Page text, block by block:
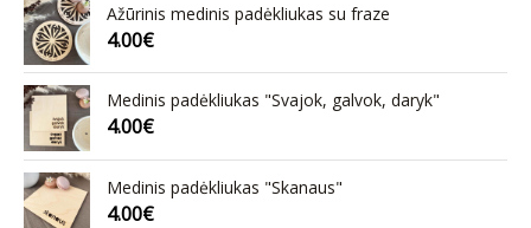
Ažūrinis medinis padėkliukas su fraze
4.00€
Medinis padėkliukas "Svajok, galvok, daryk"
4.00€
Medinis padėkliukas "Skanaus"
4.00€